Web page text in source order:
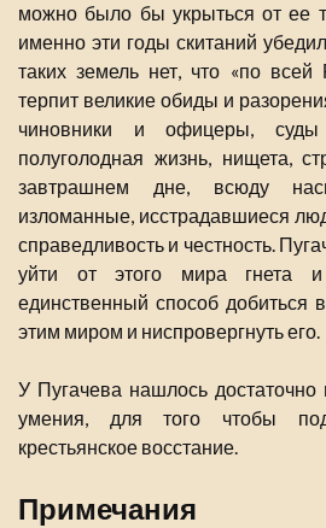
можно было бы укрыться от ее
именно эти годы скитаний
таких земель нет, что «по всей
терпит великие обиды и
чиновники и офицеры,
полуголодная жизнь, нищета,
завтрашнем дне, всюду
изломанные, исстрадавшиеся
справедливость и честность.
уйти от этого мира гнета
единственный способ добиться
этим миром и ниспровергнуть его.
У Пугачева нашлось достаточно
умения, для того чтобы
крестьянское восстание.
Примечания